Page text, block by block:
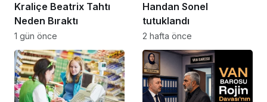
Kraliçe Beatrix Tahtı
Neden Bıraktı
1 gün önce
Handan Sonel
tutuklandı
2 hafta önce